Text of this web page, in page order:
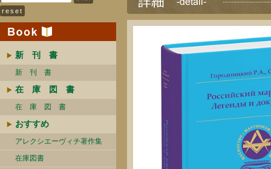
新 刊 書
新 刊 書
在 庫 図 書
在 庫 図 書
おすすめ
アレクシエーヴィチ著作集
在庫図書